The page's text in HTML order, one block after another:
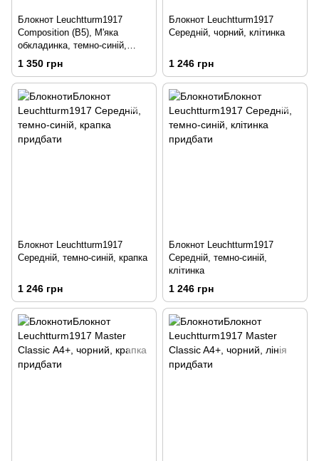
Блокнот Leuchtturm1917
Composition (B5), М'яка
обкладинка, темно-синій,
чисті аркуші
1 350 грн
Блокнот Leuchtturm1917
Середній, чорний, клітинка
1 246 грн
Блокнот Leuchtturm1917
Середній, темно-синій, крапка
1 246 грн
Блокнот Leuchtturm1917
Середній, темно-синій,
клітинка
1 246 грн